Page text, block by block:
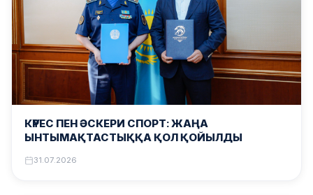
КҮРЕС ПЕН ӘСКЕРИ СПОРТ: ЖАҢА
ЫНТЫМАҚТАСТЫҚҚА ҚОЛ ҚОЙЫЛДЫ
31.07.2026